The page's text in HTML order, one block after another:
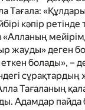
Тағала:
кәпір
жауды» деген
болады», –
Тағаланың
Адамдар пайда